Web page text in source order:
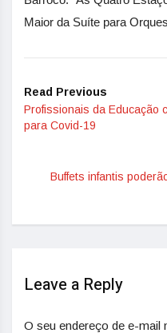
Maior da Suíte para
Read Previous
Profissionais da Educação
para Covid-19
Buffets infantis
Leave a Reply
O seu endereço de e-mail